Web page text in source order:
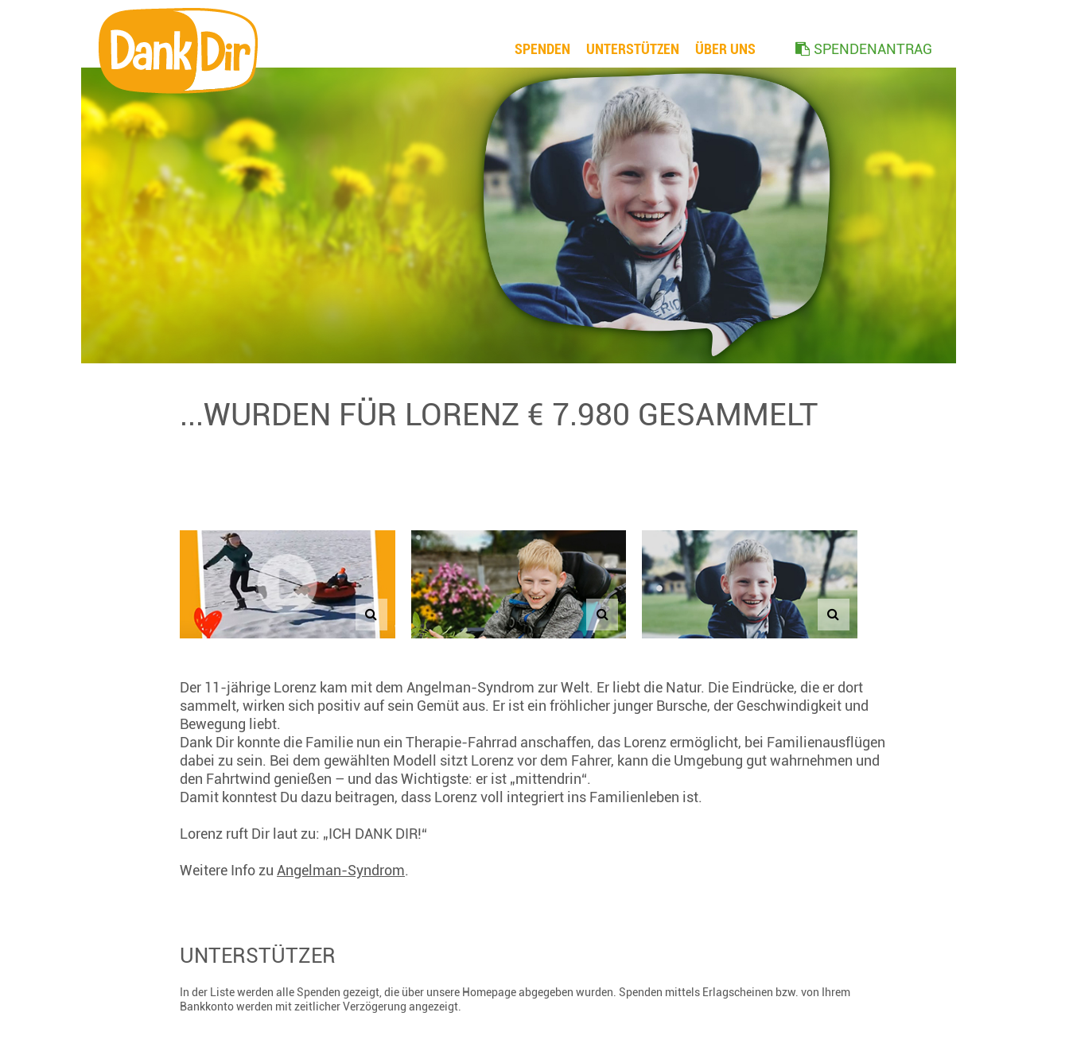
SPENDEN UNTERSTÜTZEN ÜBER UNS SPENDENANTRAG
...WURDEN FÜR LORENZ € 7.980 GESAMMELT
Der 11-jährige Lorenz kam mit dem Angelman-Syndrom zur Welt. Er liebt die Natur. Die Eindrücke, die er dort
sammelt, wirken sich positiv auf sein Gemüt aus. Er ist ein fröhlicher junger Bursche, der Geschwindigkeit und
Bewegung liebt.
Dank Dir konnte die Familie nun ein Therapie-Fahrrad anschaffen, das Lorenz ermöglicht, bei Familienausflügen
dabei zu sein. Bei dem gewählten Modell sitzt Lorenz vor dem Fahrer, kann die Umgebung gut wahrnehmen und
den Fahrtwind genießen – und das Wichtigste: er ist „mittendrin“.
Damit konntest Du dazu beitragen, dass Lorenz voll integriert ins Familienleben ist.
Lorenz ruft Dir laut zu: „ICH DANK DIR!“
Weitere Info zu Angelman-Syndrom.
UNTERSTÜTZER
In der Liste werden alle Spenden gezeigt, die über unsere Homepage abgegeben wurden. Spenden mittels Erlagscheinen bzw. von Ihrem
Bankkonto werden mit zeitlicher Verzögerung angezeigt.